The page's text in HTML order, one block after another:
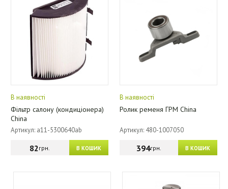
В наявності
Фільтр салону (кондиціонера)
China
Артикул: a11-5300640ab
В КОШИК
82грн.
В наявності
Ролик ременя ГРМ China
Артикул: 480-1007050
В КОШИК
394грн.